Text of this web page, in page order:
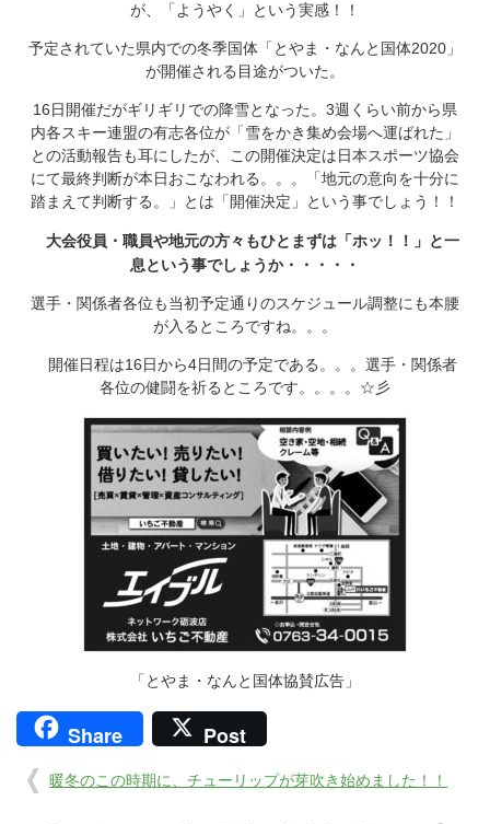
が、「ようやく」という実感！！
予定されていた県内での冬季国体「とやま・なんと国体2020」
が開催される目途がついた。
16日開催だがギリギリでの降雪となった。3週くらい前から県
内各スキー連盟の有志各位が「雪をかき集め会場へ運ばれた」
との活動報告も耳にしたが、この開催決定は日本スポーツ協会
にて最終判断が本日おこなわれる。。。「地元の意向を十分に
踏まえて判断する。」とは「開催決定」という事でしょう！！
大会役員・職員や地元の方々もひとまずは「ホッ！！」と一
息という事でしょうか・・・・・
選手・関係者各位も当初予定通りのスケジュール調整にも本腰
が入るところですね。。。
開催日程は16日から4日間の予定である。。。選手・関係者
各位の健闘を祈るところです。。。。☆彡
「とやま・なんと国体協賛広告」
Share Post
暖冬のこの時期に、チューリップが芽吹き始めました！！